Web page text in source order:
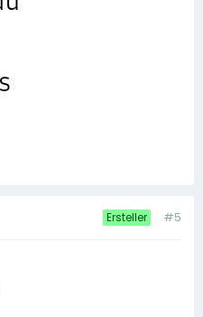
Ersteller #5